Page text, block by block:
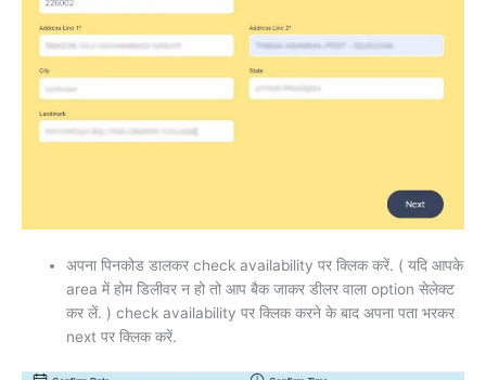
अपना पिनकोड डालकर check availability पर क्लिक करें. ( यदि आपके
area में होम डिलीवर न हो तो आप बैक जाकर डीलर वाला option सेलेक्ट
कर लें. ) check availability पर क्लिक करने के बाद अपना पता भरकर
next पर क्लिक करें.